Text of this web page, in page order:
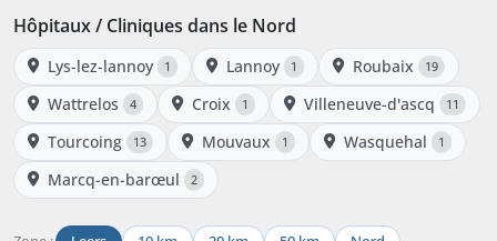
Hôpitaux / Cliniques dans le Nord
Lys-lez-lannoy 1 Lannoy 1 Roubaix 19
Wattrelos 4 Croix 1 Villeneuve-d'ascq 11
Tourcoing 13 Mouvaux 1 Wasquehal 1
Marcq-en-barœul 2